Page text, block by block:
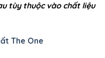
tùy thuộc vào chất liệu
The One